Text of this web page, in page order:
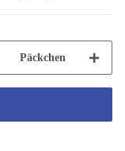
Päckchen